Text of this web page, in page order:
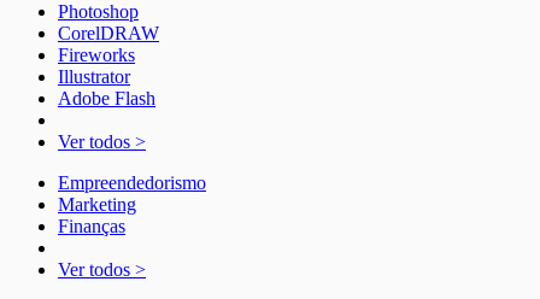
Photoshop
CorelDRAW
Fireworks
Illustrator
Adobe Flash
Ver todos >
Empreendedorismo
Marketing
Finanças
Ver todos >